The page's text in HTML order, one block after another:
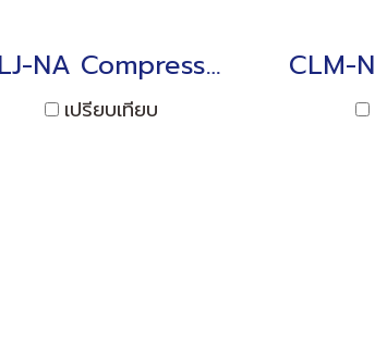
CLJ-NA Compression Load Cell 5kN to 30kN
เปรียบเทียบ